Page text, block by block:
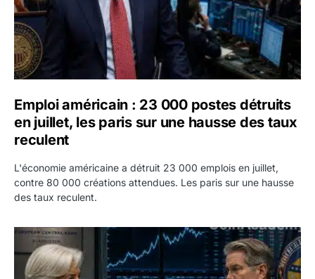
Emploi américain : 23 000 postes détruits
en juillet, les paris sur une hausse des taux
reculent
L'économie américaine a détruit 23 000 emplois en juillet,
contre 80 000 créations attendues. Les paris sur une hausse
des taux reculent.
Yen : Washington a vendu des euros sans prévenir la